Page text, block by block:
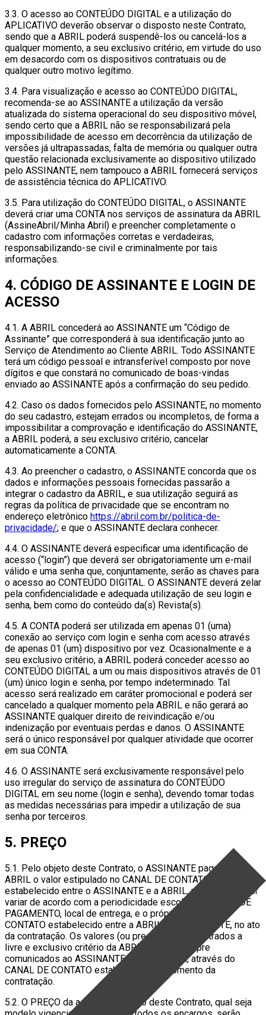
3.3. O acesso ao CONTEÚDO DIGITAL e a utilização do
APLICATIVO deverão observar o disposto neste Contrato,
sendo que a ABRIL poderá suspendê-los ou cancelá-los a
qualquer momento, a seu exclusivo critério, em virtude do uso
em desacordo com os dispositivos contratuais ou de
qualquer outro motivo legítimo.
3.4. Para visualização e acesso ao CONTEÚDO DIGITAL,
recomenda-se ao ASSINANTE a utilização da versão
atualizada do sistema operacional do seu dispositivo móvel,
sendo certo que a ABRIL não se responsabilizará pela
impossibilidade de acesso em decorrência da utilização de
versões já ultrapassadas, falta de memória ou qualquer outra
questão relacionada exclusivamente ao dispositivo utilizado
pelo ASSINANTE, nem tampouco a ABRIL fornecerá serviços
de assistência técnica do APLICATIVO.
3.5. Para utilização do CONTEÚDO DIGITAL, o ASSINANTE
deverá criar uma CONTA nos serviços de assinatura da ABRIL
(AssineAbril/Minha Abril) e preencher completamente o
cadastro com informações corretas e verdadeiras,
responsabilizando-se civil e criminalmente por tais
informações.
4. CÓDIGO DE ASSINANTE E LOGIN DE
ACESSO
4.1. A ABRIL concederá ao ASSINANTE um “Código de
Assinante” que corresponderá à sua identificação junto ao
Serviço de Atendimento ao Cliente ABRIL. Todo ASSINANTE
terá um código pessoal e intransferível composto por nove
dígitos e que constará no comunicado de boas-vindas
enviado ao ASSINANTE após a confirmação do seu pedido.
4.2. Caso os dados fornecidos pelo ASSINANTE, no momento
do seu cadastro, estejam errados ou incompletos, de forma a
impossibilitar a comprovação e identificação do ASSINANTE,
a ABRIL poderá, a seu exclusivo critério, cancelar
automaticamente a CONTA.
4.3. Ao preencher o cadastro, o ASSINANTE concorda que os
dados e informações pessoais fornecidas passarão a
integrar o cadastro da ABRIL, e sua utilização seguirá as
regras da política de privacidade que se encontram no
endereço eletrônico https://abril.com.br/politica-de-
privacidade/; e que o ASSINANTE declara conhecer.
4.4. O ASSINANTE deverá especificar uma identificação de
acesso (“login”) que deverá ser obrigatoriamente um e-mail
válido e uma senha que, conjuntamente, serão as chaves para
o acesso ao CONTEÚDO DIGITAL. O ASSINANTE deverá zelar
pela confidencialidade e adequada utilização de seu login e
senha, bem como do conteúdo da(s) Revista(s).
4.5. A CONTA poderá ser utilizada em apenas 01 (uma)
conexão ao serviço com login e senha com acesso através
de apenas 01 (um) dispositivo por vez. Ocasionalmente e a
seu exclusivo critério, a ABRIL poderá conceder acesso ao
CONTEÚDO DIGITAL a um ou mais dispositivos através de 01
(um) único login e senha, por tempo indeterminado. Tal
acesso será realizado em caráter promocional e poderá ser
cancelado a qualquer momento pela ABRIL e não gerará ao
ASSINANTE qualquer direito de reivindicação e/ou
indenização por eventuais perdas e danos. O ASSINANTE
será o único responsável por qualquer atividade que ocorrer
em sua CONTA.
4.6. O ASSINANTE será exclusivamente responsável pelo
uso irregular do serviço de assinatura do CONTEÚDO
DIGITAL em seu nome (login e senha), devendo tomar todas
as medidas necessárias para impedir a utilização de sua
senha por terceiros.
5. PREÇO
5.1. Pelo objeto deste Contrato, o ASSINANTE pagará à
ABRIL o valor estipulado no CANAL DE CONTATO
estabelecido entre o ASSINANTE e a ABRIL, podendo o valor
variar de acordo com a periodicidade escolhida, FORMA DE
PAGAMENTO, local de entrega, e o próprio CANAL DE
CONTATO estabelecido entre a ABRIL e o ASSINANTE, no ato
da contratação. Os valores (ou preços) serão arbitrados a
livre e exclusivo critério da ABRIL, porém sempre
comunicados ao ASSINANTE de forma clara, através do
CANAL DE CONTATO estabelecido no momento da
contratação.
5.2. O PREÇO da assinatura objeto deste Contrato, qual seja